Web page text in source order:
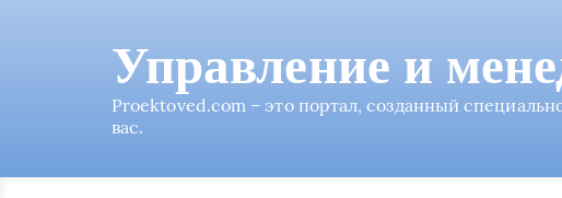
Управление и
Proektoved.com – это портал, созданный
вас.